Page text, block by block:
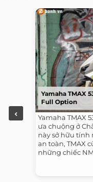
Yamaha TMAX
Full Option
Yamaha TMAX
ưa chuộng ở
này sở hữu tính
an toàn, TMAX
những chiếc